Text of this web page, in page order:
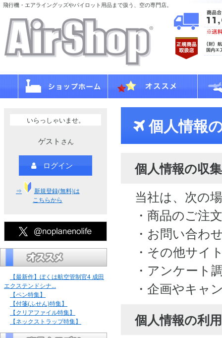
飛行機・エアライングッズやパイロット用品まで扱う、空の専門店。
いらっしゃいませ。
ゲスト さん
ログイン
⇒
新規登録(無料)は
こちらから
【最新作】ぼくは航空管制官4 成田
エクステンドシナ...
【ペン特集】
【付箋(ふせん)特集】
【クリアファイル特集】
【ネックストラップ特集】
個人情報
個人情報の収集
当社は、次の
・商品のご注
・お問い合わ
・その他サイ
・アンケート
・企画やキャ
個人情報の利